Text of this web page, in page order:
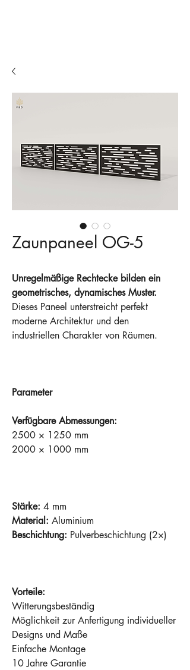
Zaunpaneel OG-5
Unregelmäßige Rechtecke bilden ein
geometrisches, dynamisches Muster.
Dieses Paneel unterstreicht perfekt
moderne Architektur und den
industriellen Charakter von Räumen.
Parameter
Verfügbare Abmessungen:
2500 × 1250 mm
2000 × 1000 mm
Stärke: 4 mm
Material: Aluminium
Beschichtung: Pulverbeschichtung (2×)
Vorteile:
Witterungsbeständig
Möglichkeit zur Anfertigung individueller
Designs und Maße
Einfache Montage
10 Jahre Garantie